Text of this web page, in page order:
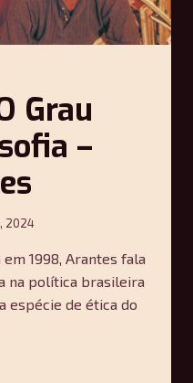
Grau
–
2024
1998, Arantes fala
na política brasileira
espécie de ética do